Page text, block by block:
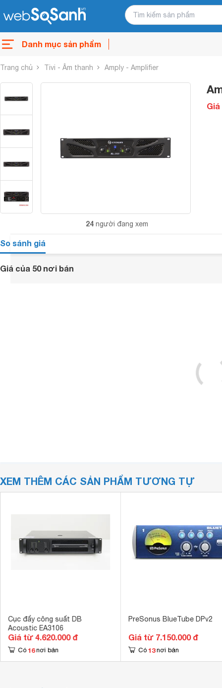
Danh mục sản phẩm
Trang chủ Tivi - Âm thanh Amply - Amplifier
24 người đang xem
Giá
So sánh giá
Giá của 50 nơi bán
XEM THÊM CÁC SẢN PHẨM TƯƠNG TỰ
Cục đẩy công suất DB
Acoustic EA3106
Giá từ 4.620.000 đ
Có 16 nơi bán
PreSonus BlueTube DPv2
Giá từ 7.150.000 đ
Có 13 nơi bán